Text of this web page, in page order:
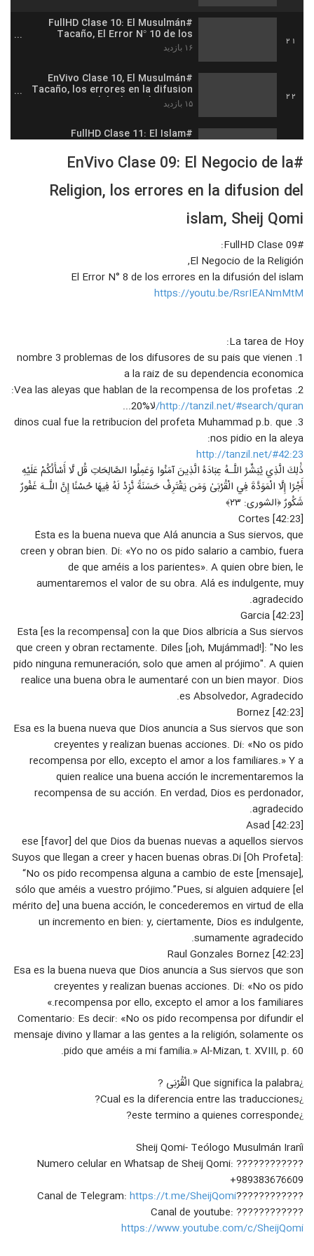
21
#FullHD Clase 10: El Musulmán
Tacaño, El Error N° 10 de los
errores en la difusión del islam
۱۶ بازدید
22
#EnVivo Clase 10, El Musulmán
Tacaño, los errores en la difusion
del islam, Sheij Qomi
۱۵ بازدید
#FullHD Clase 11: El Islam
Sionista, los errores en la difusión
۱۹ بازدید
#EnVivo Clase 11: El Islam
Pendiente A Poderes Extranjeros
۲۹ بازدید
25
Sectarismo, Los Errores en la
Difusión del Islam, Sheij Qomi
#EnVivo Clase 12: El Fanatismo Y El
27
#FullHD Clase 13: Ocultar la
VERDAD, Los Errores en la Difusión
del Islam, Sheij Qomi
#EnVivo Clase 13; Ocultar La
Verdad, Los errores en la difusión
29
#EnVivo Clase 14; Descuidar La
Necesidad Del Público; Los errores
en la difusion del Islam
۱۷ بازدید
30
Necesidad Del Público, Los Errores
en la Difusión, Sheij Qomi
۱۵ بازدید
31
#EnVivo Clase 15; La Arrogancia y el
Sobérbio; Los errores en la difusion
32
#FullHD Clase 15: La Arrogancia y El
Sobérbio, Los Errores en la Difusión,
Sheij Qomi۱۶ بازدید
33
#FullHD Clase 16: El Arabismo y La
Arabización, Los Errores en la
34
#EnVivo Clase 16: El Arabismo Y La
Arabizacion; Los errores en la
difusion del Islam۱۸ بازدید
#FullHD Clase 17: Falta de
36
#EnVivo Clase 17; El grave problema
de falta de Difusores
Hispanohablantes y Latinos
#EnVivo Clase 18; Irresponsabilidad
Sobre El Matrimonio; Los errores en
38
#FullHD Clase 18: La
irresponsabilidad al respecto del
Matrimonio, Los Errores en la
Difusión
#FullHD Clase 19: Descuidar las
normas de Dios, Los Errores en la
Difusión
۱۷ بازدید
40
#EnVivo Clase 19: Descuidar Las
NORMAS DE Dios; Los errores en la
difusion del Islam, Sheij Qomi
۱۳ بازدید
41
Atacar a los hermanos cristianos,
Los Errores en la Difusión۱۵ بازدید
42
#EnVivo Clase 20; Atacar A Los
Cristianos, Los Errores en la
difusión del ISLAM, Sheij Qomi
۱۷ بازدید
#EnVivo Clase 09: El Negocio de la
Religion, los errores en la difusion del
islam, Sheij Qomi
#FullHD Clase 09:
El Negocio de la Religión,
El Error N° 8 de los errores en la difusión del islam
https://youtu.be/RsrIEANmMtM
La tarea de Hoy:
1. nombre 3 problemas de los difusores de su pais que vienen
a la raiz de su dependencia economica
2. Vea las aleyas que hablan de la recompensa de los profetas:
http://tanzil.net/#search/quran/ لا%20...
3. dinos cual fue la retribucion del profeta Muhammad p.b. que
nos pidio en la aleya:
http://tanzil.net/#42:23
ذَٰلِكَ الَّذِي يُبَشِّرُ اللَّـهُ عِبَادَهُ الَّذِينَ آمَنُوا وَعَمِلُوا الصَّالِحَاتِ قُل لَّا أَسْأَلُكُمْ عَلَيْهِ
أَجْرًا إِلَّا الْمَوَدَّةَ فِي الْقُرْبَىٰ وَمَن يَقْتَرِفْ حَسَنَةً نَّزِدْ لَهُ فِيهَا حُسْنًا إِنَّ اللَّـهَ غَفُورٌ
شَكُورٌ ﴿الشورى: ٢٣﴾
[42:23] Cortes
Ésta es la buena nueva que Alá anuncia a Sus siervos, que
creen y obran bien. Di: «Yo no os pido salario a cambio, fuera
de que améis a los parientes». A quien obre bien, le
aumentaremos el valor de su obra. Alá es indulgente, muy
agradecido.
[42:23] Garcia
Esta [es la recompensa] con la que Dios albricia a Sus siervos
que creen y obran rectamente. Diles [¡oh, Mujámmad!]: "No les
pido ninguna remuneración, solo que amen al prójimo". A quien
realice una buena obra le aumentaré con un bien mayor. Dios
es Absolvedor, Agradecido.
[42:23] Bornez
Esa es la buena nueva que Dios anuncia a Sus siervos que son
creyentes y realizan buenas acciones. Di: «No os pido
recompensa por ello, excepto el amor a los familiares.» Y a
quien realice una buena acción le incrementaremos la
recompensa de su acción. En verdad, Dios es perdonador,
agradecido.
[42:23] Asad
ese [favor] del que Dios da buenas nuevas a aquellos siervos
Suyos que llegan a creer y hacen buenas obras.Di [Oh Profeta]:
“No os pido recompensa alguna a cambio de este [mensaje],
sólo que améis a vuestro prójimo.”Pues, si alguien adquiere [el
mérito de] una buena acción, le concederemos en virtud de ella
un incremento en bien: y, ciertamente, Dios es indulgente,
sumamente agradecido.
[42:23] Raul Gonzales Bornez
Esa es la buena nueva que Dios anuncia a Sus siervos que son
creyentes y realizan buenas acciones. Di: «No os pido
recompensa por ello, excepto el amor a los familiares.»
Comentario: Es decir: «No os pido recompensa por difundir el
mensaje divino y llamar a las gentes a la religión, solamente os
pido que améis a mi familia.» Al-Mizan, t. XVIII, p. 60.
¿Que significa la palabra الْقُرْبَى ?
¿Cual es la diferencia entre las traducciones?
¿este termino a quienes corresponde?
Sheij Qomi- Teólogo Musulmán Iraní
???????????? Numero celular en Whatsap de Sheij Qomi:
+989383676609
????????????Canal de Telegram:
https://t.me/SheijQomi
???????????? Canal de youtube:
https://www.youtube.com/c/SheijQomi